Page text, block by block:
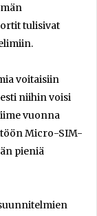
tulisivat
voitaisiin
niihin voisi
vuonna
Micro-SIM-
pieniä